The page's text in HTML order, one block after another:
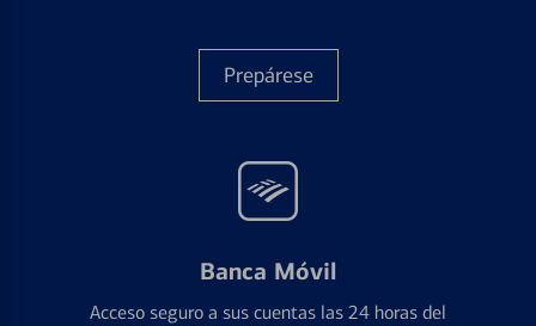
Prepárese
Banca Móvil
Acceso seguro a sus cuentas las 24 horas del